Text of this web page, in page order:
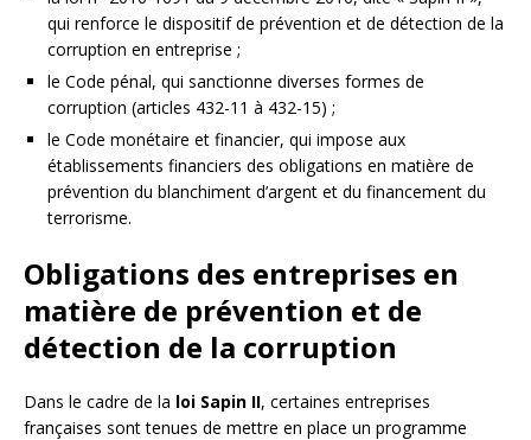
qui renforce le dispositif de prévention et de détection de la
corruption en entreprise ;
le Code pénal, qui sanctionne diverses formes de
corruption (articles 432-11 à 432-15) ;
le Code monétaire et financier, qui impose aux
établissements financiers des obligations en matière de
prévention du blanchiment d’argent et du financement du
terrorisme.
Obligations des entreprises en
matière de prévention et de
détection de la corruption
Dans le cadre de la loi Sapin II, certaines entreprises
françaises sont tenues de mettre en place un programme